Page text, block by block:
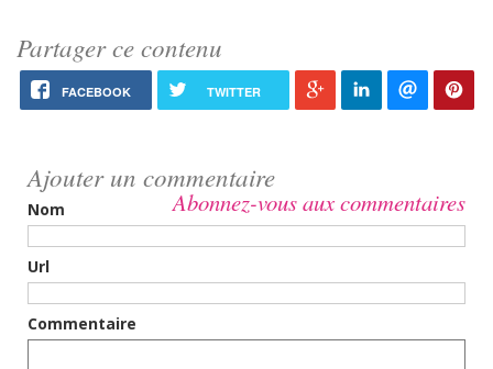
Partager ce contenu
FACEBOOK TWITTER
Ajouter un commentaire
Abonnez-vous aux commentaires
Nom
Url
Commentaire